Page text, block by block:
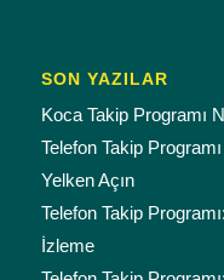
SON YAZILAR
Koca Takip Programı
Telefon Takip
Yelken Açın
Telefon Takip
İzleme